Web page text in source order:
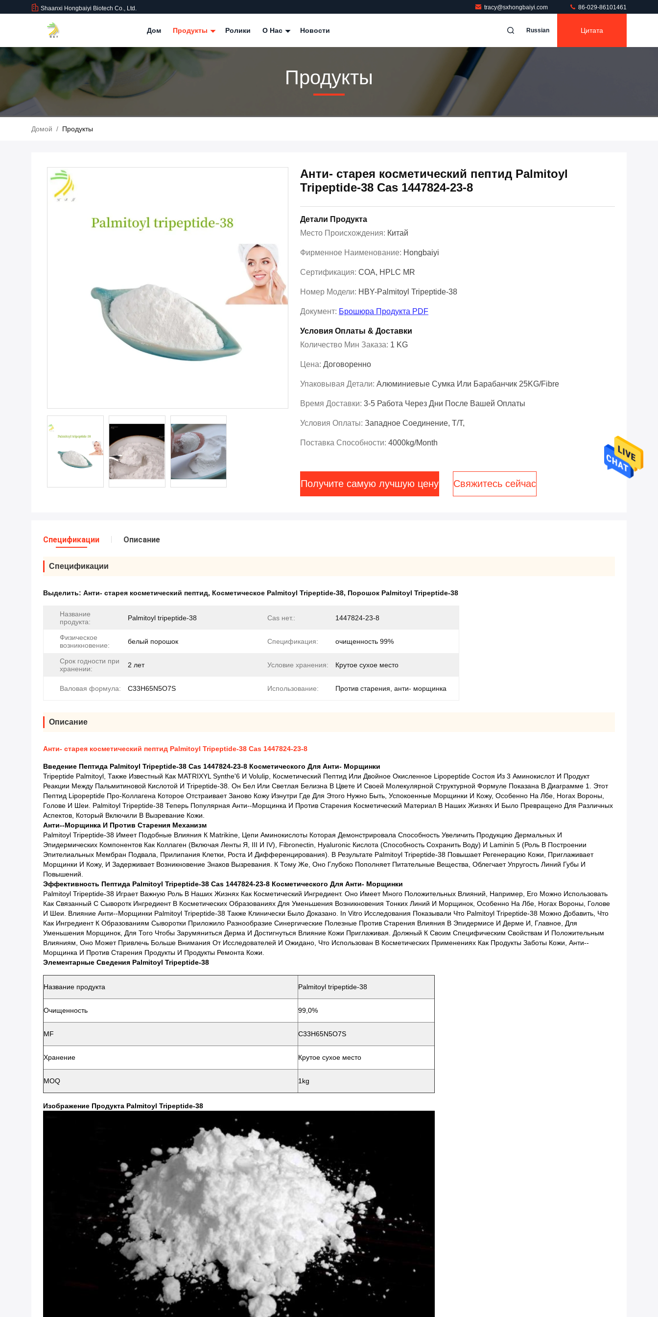
Shaanxi Hongbaiyi Biotech Co., Ltd. tracy@sxhongbaiyi.com 86-029-86101461
Дом Продукты Ролики О Нас Новости Russian Цитата
Продукты
Домой / Продукты
Анти- старея косметический пептид Palmitoyl
Tripeptide-38 Cas 1447824-23-8
Детали Продукта
Место Происхождения: Китай
Фирменное Наименование: Hongbaiyi
Сертификация: COA, HPLC MR
Номер Модели: HBY-Palmitoyl Tripeptide-38
Документ: Брошюра Продукта PDF
Условия Оплаты & Доставки
Количество Мин Заказа: 1 KG
Цена: Договоренно
Упаковывая Детали: Алюминиевые Сумка Или Барабанчик 25KG/Fibre
Время Доставки: 3-5 Работа Через Дни После Вашей Оплаты
Условия Оплаты: Западное Соединение, T/T,
Поставка Способности: 4000kg/Month
Получите самую лучшую цену Свяжитесь сейчас
Спецификации Описание
Спецификации
Выделить: Анти- старея косметический пептид, Косметическое Palmitoyl Tripeptide-38, Порошок Palmitoyl Tripeptide-38
Название
продукта:
Palmitoyl tripeptide-38 Cas нет.: 1447824-23-8
Физическое
возникновение:
белый порошок Спецификация: очищенность 99%
Срок годности при
хранении:
2 лет Условие хранения: Крутое сухое место
Валовая формула: C33H65N5O7S Использование: Против старения, анти- морщинка
Описание
Анти- старея косметический пептид Palmitoyl Tripeptide-38 Cas 1447824-23-8
Введение Пептида Palmitoyl Tripeptide-38 Cas 1447824-23-8 Косметического Для Анти- Морщинки
Tripeptide Palmitoyl, Также Известный Как MATRIXYL Synthe'6 И Volulip, Косметический Пептид Или Двойное Окисленное Lipopeptide Состоя Из 3 Аминокислот И Продукт
Реакции Между Пальмитиновой Кислотой И Tripeptide-38. Он Бел Или Светлая Белизна В Цвете И Своей Молекулярной Структурной Формуле Показана В Диаграмме 1. Этот
Пептид Lipopeptide Про-Коллагена Которое Отстраивает Заново Кожу Изнутри Где Для Этого Нужно Быть, Успокоенные Морщинки И Кожу, Особенно На Лбе, Ногах Вороны,
Голове И Шеи. Palmitoyl Tripeptide-38 Теперь Популярная Анти--морщинка И Против Старения Косметический Материал В Наших Жизнях И Было Превращено Для Различных
Аспектов, Который Включили В Вызревание Кожи.
Анти--морщинка И Против Старения Механизм
Palmitoyl Tripeptide-38 Имеет Подобные Влияния К Matrikine, Цепи Аминокислоты Которая Демонстрировала Способность Увеличить Продукцию Дермальных И
Эпидермических Компонентов Как Коллаген (включая Ленты Я, III И IV), Fibronectin, Hyaluronic Кислота (способность Сохранить Воду) И Laminin 5 (роль В Построении
Эпителиальных Мембран Подвала, Прилипания Клетки, Роста И Дифференцирования). В Результате Palmitoyl Tripeptide-38 Повышает Регенерацию Кожи, Приглаживает
Морщинки И Кожу, И Задерживает Возникновение Знаков Вызревания. К Тому Же, Оно Глубоко Пополняет Питательные Вещества, Облегчает Упругость Линий Губы И
Повышений.
Эффективность Пептида Palmitoyl Tripeptide-38 Cas 1447824-23-8 Косметического Для Анти- Морщинки
Palmitoyl Tripeptide-38 Играет Важную Роль В Наших Жизнях Как Косметический Ингредиент. Оно Имеет Много Положительных Влияний, Например, Его Можно Использовать
Как Связанный С Сыворотк Ингредиент В Косметических Образованиях Для Уменьшения Возникновения Тонких Линий И Морщинок, Особенно На Лбе, Ногах Вороны, Голове
И Шеи. Влияние Анти--морщинки Palmitoyl Tripeptide-38 Также Клинически Было Доказано. In Vitro Исследования Показывали Что Palmitoyl Tripeptide-38 Можно Добавить, Что
Как Ингредиент К Образованиям Сыворотки Приложило Разнообразие Синергические Полезные Против Старения Влияния В Эпидермисе И Дерме И, Главное, Для
Уменьшения Морщинок, Для Того Чтобы Зарумяниться Дерма И Достигнуться Влияние Кожи Приглаживая. Должный К Своим Специфическим Свойствам И Положительным
Влияниям, Оно Может Привлечь Больше Внимания От Исследователей И Ожидано, Что Использован В Косметических Применениях Как Продукты Заботы Кожи, Анти--
Морщинка И Против Старения Продукты И Продукты Ремонта Кожи.
Элементарные Сведения Palmitoyl Tripeptide-38
Название продукта Palmitoyl tripeptide-38
Очищенность 99,0%
MF C33H65N5O7S
Хранение Крутое сухое место
MOQ 1kg
Изображение Продукта Palmitoyl Tripeptide-38